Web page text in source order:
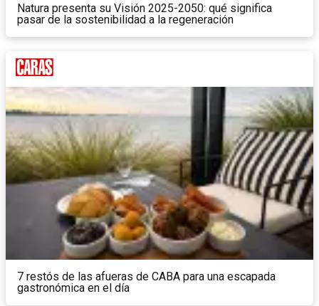
Natura presenta su Visión 2025-2050: qué significa
pasar de la sostenibilidad a la regeneración
7 restós de las afueras de CABA para una escapada
gastronómica en el día